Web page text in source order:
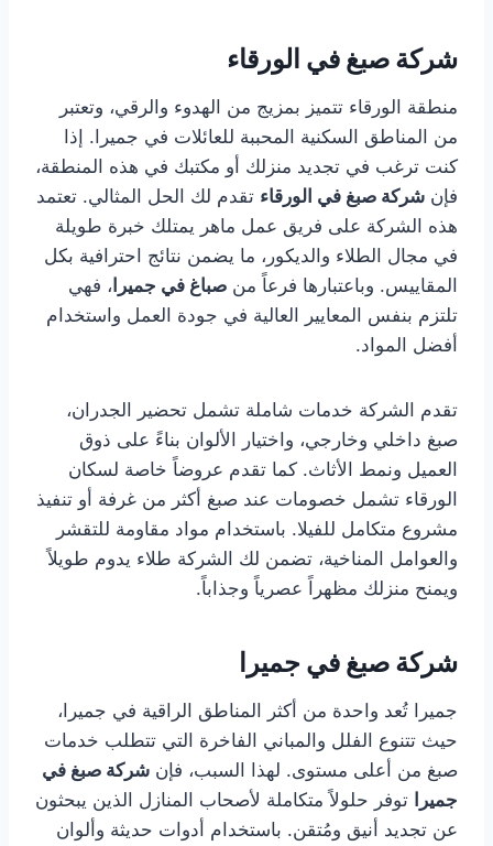
شركة صبغ في الورقاء
منطقة الورقاء تتميز بمزيج من الهدوء والرقي، وتعتبر
من المناطق السكنية المحببة للعائلات في جميرا. إذا
كنت ترغب في تجديد منزلك أو مكتبك في هذه المنطقة،
فإن شركة صبغ في الورقاء تقدم لك الحل المثالي. تعتمد
هذه الشركة على فريق عمل ماهر يمتلك خبرة طويلة
في مجال الطلاء والديكور، ما يضمن نتائج احترافية بكل
المقاييس. وباعتبارها فرعاً من صباغ في جميرا ، فهي
تلتزم بنفس المعايير العالية في جودة العمل واستخدام
أفضل المواد.
تقدم الشركة خدمات شاملة تشمل تحضير الجدران،
صبغ داخلي وخارجي، واختيار الألوان بناءً على ذوق
العميل ونمط الأثاث. كما تقدم عروضاً خاصة لسكان
الورقاء تشمل خصومات عند صبغ أكثر من غرفة أو تنفيذ
مشروع متكامل للفيلا. باستخدام مواد مقاومة للتقشر
والعوامل المناخية، تضمن لك الشركة طلاء يدوم طويلاً
ويمنح منزلك مظهراً عصرياً وجذاباً.
شركة صبغ في جميرا
جميرا تُعد واحدة من أكثر المناطق الراقية في جميرا،
حيث تتنوع الفلل والمباني الفاخرة التي تتطلب خدمات
صبغ من أعلى مستوى. لهذا السبب، فإن شركة صبغ في
جميرا
توفر حلولاً متكاملة لأصحاب المنازل الذين يبحثون
عن تجديد أنيق ومُتقن. باستخدام أدوات حديثة وألوان